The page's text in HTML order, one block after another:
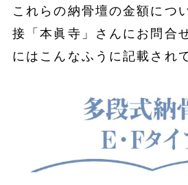
これらの納骨壇の金額につ
接「本眞寺」さんにお問合
にはこんなふうに記載され